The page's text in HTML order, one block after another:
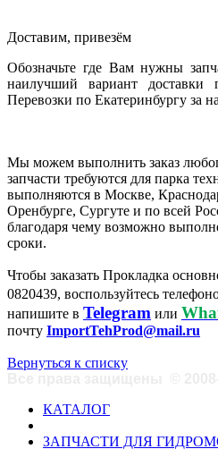
Доставим, привезём
Обозначьте где Вам нужны
наилучший вариант
Перевозки по Екатеринбургу за
Мы можем выполнить заказ
запчасти требуются для парка
выполняются в Москве,
Оренбурге, Сургуте и по всей
благодаря чему возможно
сроки.
Чтобы заказать Прокладка
0820439, воспользуйтесь
напишите в Telegram или
почту ImportTehProd@mail.ru
Вернуться к списку
КАТАЛОГ
ЗАПЧАСТИ ДЛЯ